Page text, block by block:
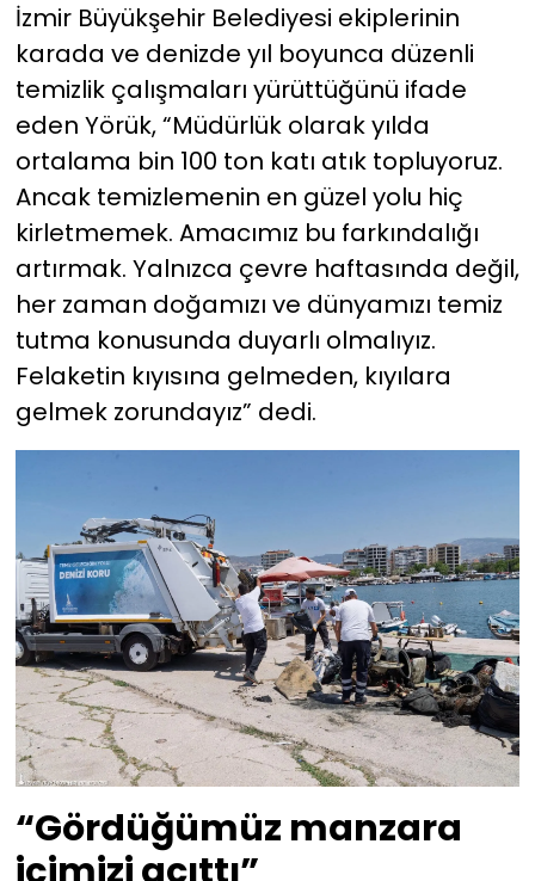
İzmir Büyükşehir Belediyesi ekiplerinin
karada ve denizde yıl boyunca düzenli
temizlik çalışmaları yürüttüğünü ifade
eden Yörük, “Müdürlük olarak yılda
ortalama bin 100 ton katı atık topluyoruz.
Ancak temizlemenin en güzel yolu hiç
kirletmemek. Amacımız bu farkındalığı
artırmak. Yalnızca çevre haftasında değil,
her zaman doğamızı ve dünyamızı temiz
tutma konusunda duyarlı olmalıyız.
Felaketin kıyısına gelmeden, kıyılara
gelmek zorundayız” dedi.
“Gördüğümüz manzara
içimizi acıttı”